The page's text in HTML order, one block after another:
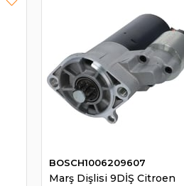
Marş Dişlisi 9DİŞ Citroen
BOSCH1006209607